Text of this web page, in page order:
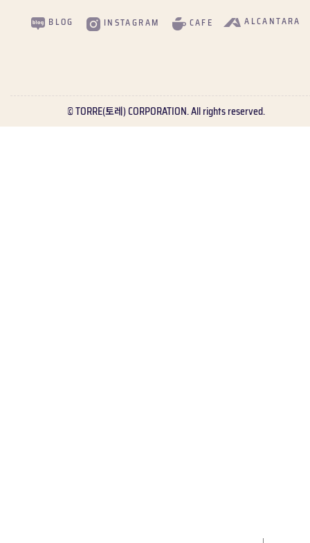
BLOG INSTAGRAM CAFE ALCANTARA
© TORRE(토레) CORPORATION. All rights reserved.